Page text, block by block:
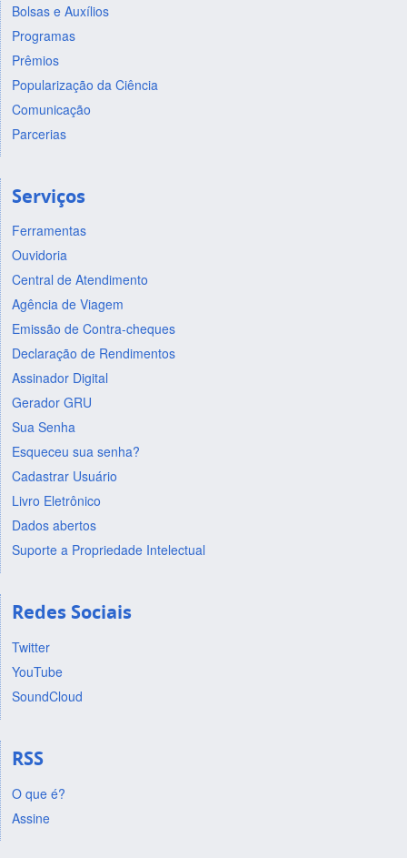
Bolsas e Auxílios
Programas
Prêmios
Popularização da Ciência
Comunicação
Parcerias
Serviços
Ferramentas
Ouvidoria
Central de Atendimento
Agência de Viagem
Emissão de Contra-cheques
Declaração de Rendimentos
Assinador Digital
Gerador GRU
Sua Senha
Esqueceu sua senha?
Cadastrar Usuário
Livro Eletrônico
Dados abertos
Suporte a Propriedade Intelectual
Redes Sociais
Twitter
YouTube
SoundCloud
RSS
O que é?
Assine